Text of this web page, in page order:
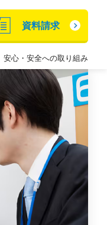
資料請求
安心・安全への取り組み